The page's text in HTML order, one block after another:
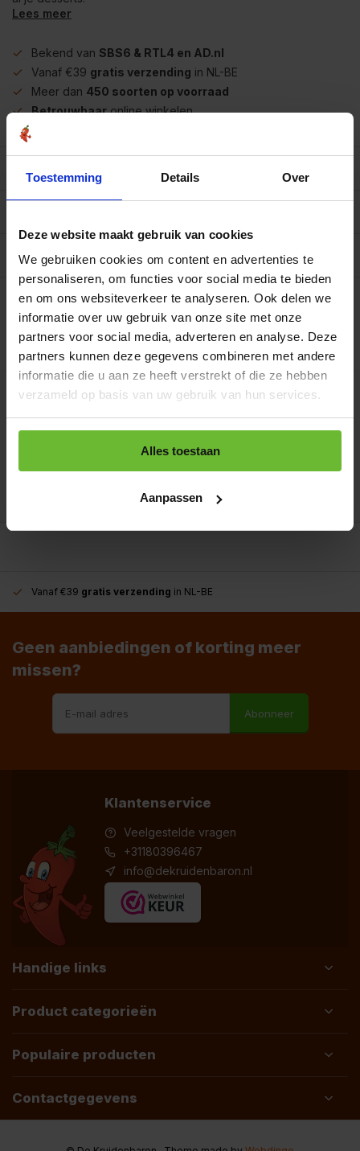
Toestemming Details Over
Deze website maakt gebruik van cookies
We gebruiken cookies om content en advertenties te
personaliseren, om functies voor social media te bieden
en om ons websiteverkeer te analyseren. Ook delen we
informatie over uw gebruik van onze site met onze
partners voor social media, adverteren en analyse. Deze
partners kunnen deze gegevens combineren met andere
informatie die u aan ze heeft verstrekt of die ze hebben
verzameld op basis van uw gebruik van hun services.
Alles toestaan
Aanpassen
Lees meer
Bekend van SBS6 & RTL4 en AD.nl
Vanaf €39 gratis verzending in NL-BE
Meer dan 450 soorten op voorraad
Betrouwbaaronline winkelen
Allergenen/voedingswaarden per 100 gram
Op werkdagen voor 15.00 uur besteld, dezelfde dag
verzonden.
Flesje
Art# 18075
Op voorraad
€2,50
Kunnen we je helpen?
Vanaf €39 gratis verzending in NL-BE
Geen aanbiedingen of korting meer
missen?
Abonneer
Klantenservice
Veelgestelde vragen
+31180396467
info@dekruidenbaron.nl
Handige links
Product categorieën
Populaire producten
Contactgegevens